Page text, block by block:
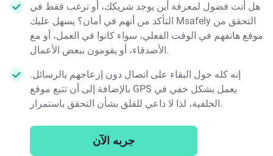
هل أنت فضول لمعرفة أين يوجد شريكك، أو ترغب فقط في
التأكد من أنهم في أمان؟ يسهل عليك Msafely التحقق من
موقع هاتفهم في الوقت الفعلي، سواء كانوا في العمل، أو مع
الأصدقاء، أو يقومون ببعض الأعمال.
إنه كله حول البقاء على اتصال دون إزعاجهم بالرسائل.
بالإضافة إلى أن تتبع موقع GPS يعمل بشكل خفي في
الخلفية، لذا لا داعي للقلق بشأن التحقق باستمرار.
جربه الآن